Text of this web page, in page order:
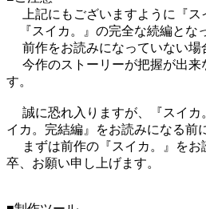
上記にもございますように『ス
『スイカ。』の完全な続編とな
前作をお読みになっていない場
今作のストーリーが把握が出来
す。
誠に恐れ入りますが、『スイカ
イカ。完結編』をお読みになる前
まずは前作の『スイカ。』をお
卒、お願い申し上げます。